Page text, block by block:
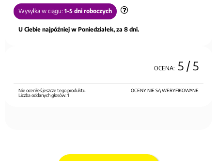
Wysyłka w ciągu: 1-5 dni roboczych
U Ciebie najpóźniej w Poniedziałek, za 8 dni.
OCENA: 5 / 5
OCENY NIE SĄ WERYFIKOWANE
Nie oceniłeś jeszcze tego produktu.
Liczba oddanych głosów:1